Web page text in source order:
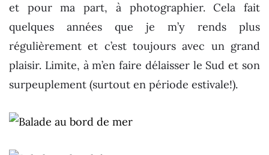
et pour ma part, à photographier. Cela fait
quelques années que je m’y rends plus
régulièrement et c’est toujours avec un grand
plaisir. Limite, à m’en faire délaisser le Sud et son
surpeuplement (surtout en période estivale!).